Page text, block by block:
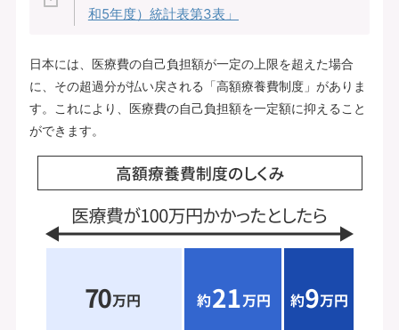
和5年度）統計表第3表」
日本には、医療費の自己負担額が一定の上限を超えた場合
に、その超過分が払い戻される「高額療養費制度」がありま
す。これにより、医療費の自己負担額を一定額に抑えること
ができます。